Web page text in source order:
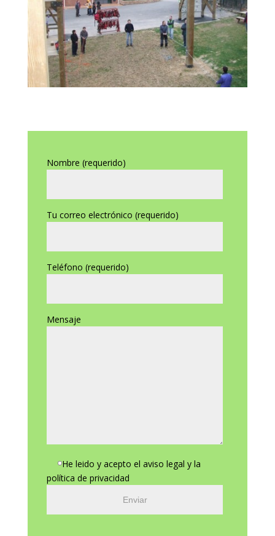
Nombre (requerido)
Tu correo electrónico (requerido)
Teléfono (requerido)
Mensaje
He leido y acepto el aviso legal y la
política de privacidad